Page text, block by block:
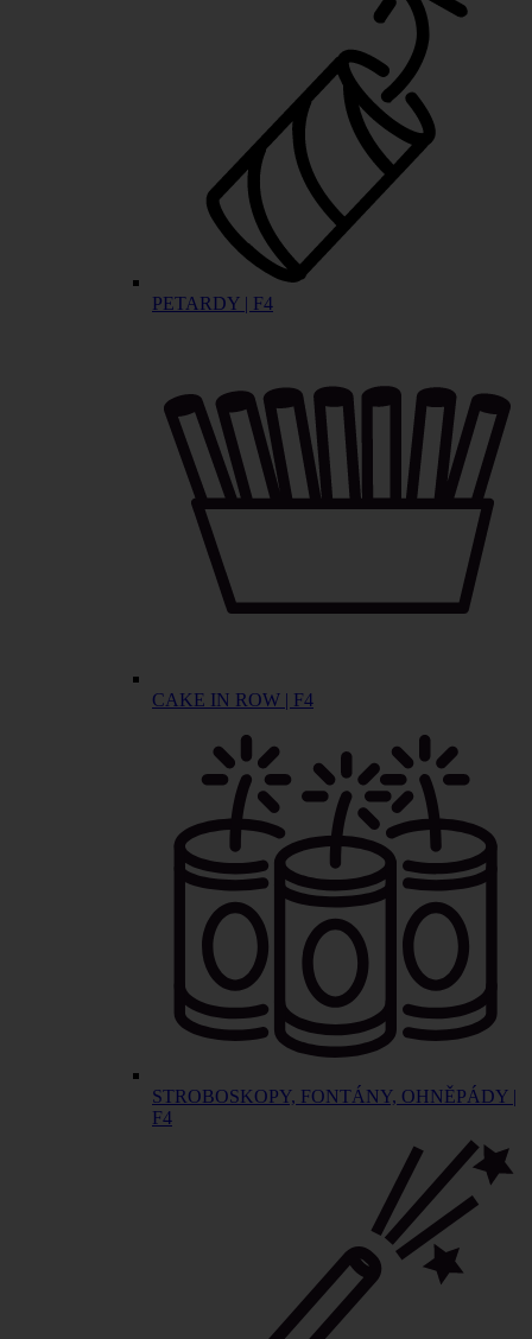
PETARDY | F4
CAKE IN ROW | F4
STROBOSKOPY, FONTÁNY, OHNĚPÁDY |
F4